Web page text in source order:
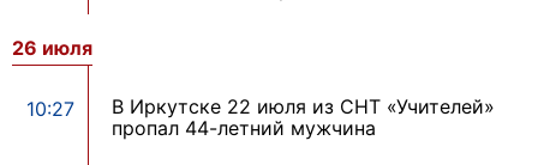
26 июля
10:27
В Иркутске 22 июля из СНТ «Учителей»
пропал 44-летний мужчина